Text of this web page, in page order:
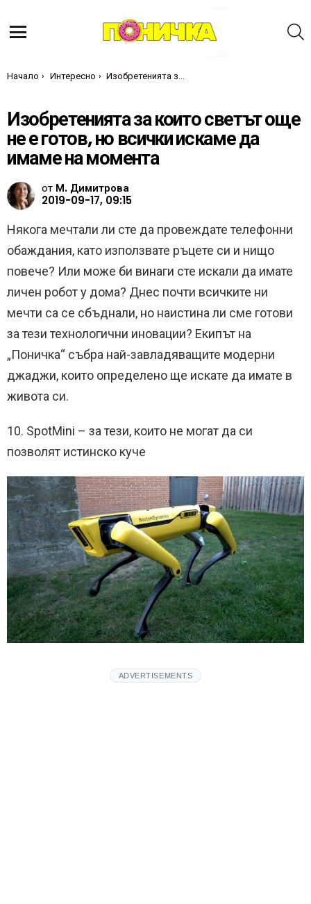
Ти си тук:
Начало Интересно Изобретенията за които светът още не е готов, но всички искаме да имаме на момента
Изобретенията за които светът още
не е готов, но всички искаме да
имаме на момента
от М. Димитрова
2019-09-17, 09:15
Някога мечтали ли сте да провеждате телефонни
обаждания, като използвате ръцете си и нищо
повече? Или може би винаги сте искали да имате
личен робот у дома? Днес почти всичките ни
мечти са се сбъднали, но наистина ли сме готови
за тези технологични иновации? Екипът на
„Поничка“ събра най-завладяващите модерни
джаджи, които определено ще искате да имате в
живота си.
10. SpotMini – за тези, които не могат да си
позволят истинско куче
ADVERTISEMENTS